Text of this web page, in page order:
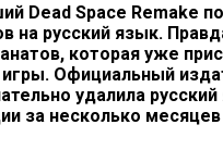
Dead Space Remake
на русский язык.
которая уже
Официальный
удалила
за несколько